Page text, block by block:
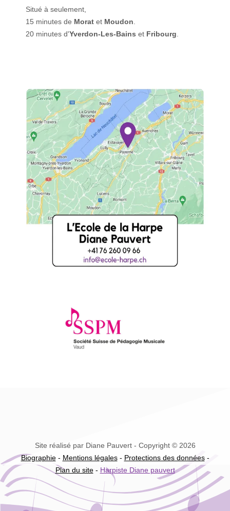
Situé à seulement,
15 minutes de Morat et Moudon
20 minutes d'Yverdon-Les-Bains et Fribourg
Site réalisé par Diane Pauvert - Copyright © 2026
Biographie- Mentions légales- Protections des données-
Plan du site- Harpiste Diane pauvert